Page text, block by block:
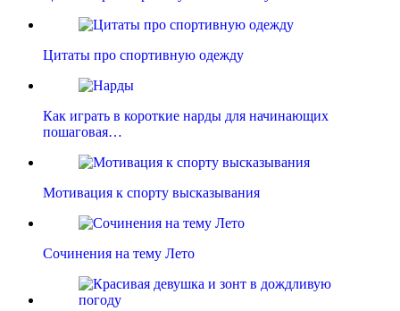
Цитаты про спортивную одежду
Как играть в короткие нарды для начинающих
пошаговая…
Мотивация к спорту высказывания
Сочинения на тему Лето